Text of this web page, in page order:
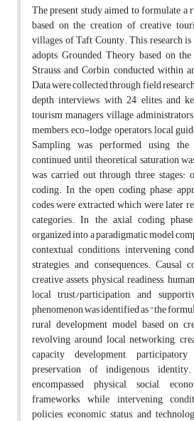
The present study aimed to formulate
based on the creation of creative
villages of Taft County. This research
adopts Grounded Theory based on
Strauss and Corbin, conducted within
Data were collected through field
depth interviews with 24 elites and
tourism managers, village
members, eco-lodge operators, local
Sampling was performed using
continued until theoretical saturation
was carried out through three stages:
coding. In the open coding phase,
codes were extracted, which were later
categories. In the axial coding
organized into a paradigmatic model
contextual conditions, intervening
strategies, and consequences.
creative assets, physical readiness,
local trust/participation, and
phenomenon was identified as "the
rural development model based on
revolving around local networking,
capacity development,
preservation of indigenous
encompassed physical, social,
frameworks, while intervening
policies, economic status, and